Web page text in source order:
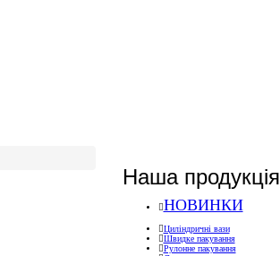
Наша продукція
НОВИНКИ
Циліндричні вази
Швидке пакування
Рулонне пакування